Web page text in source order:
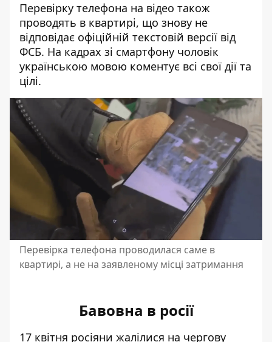
Перевірку телефона на відео також
проводять в квартирі, що знову не
відповідає офіційній текстовій версії від
ФСБ. На кадрах зі смартфону чоловік
українською мовою коментує всі свої дії та
цілі.
Перевірка телефона проводилася саме в
квартирі, а не на заявленому місці затримання
Бавовна в росії
17 квітня росіяни жалілися на чергову